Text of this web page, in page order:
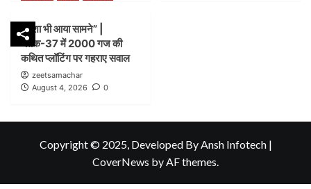
नक्शा भी आया सामने” |
ब्लॉक-37 में 2000 गज की
कथित प्लॉटिंग पर गहराए सवाल
zeetsamachar
August 4, 2026
0
Copyright © 2025, Developed By Ansh Infotech |
CoverNews by AF themes.